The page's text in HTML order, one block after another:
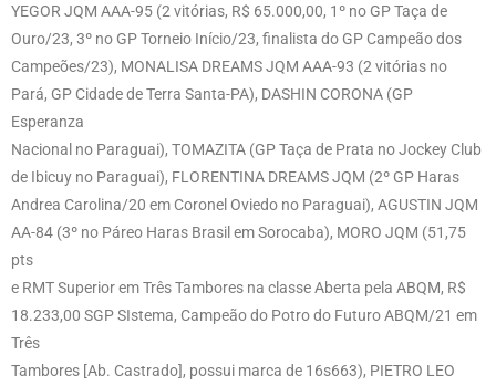
YEGOR JQM AAA-95 (2 vitórias, R$ 65.000,00, 1º no GP Taça de
Ouro/23, 3º no GP Torneio Início/23, finalista do GP Campeão dos
Campeões/23), MONALISA DREAMS JQM AAA-93 (2 vitórias no
Pará, GP Cidade de Terra Santa-PA), DASHIN CORONA (GP
Esperanza
Nacional no Paraguai), TOMAZITA (GP Taça de Prata no Jockey Club
de Ibicuy no Paraguai), FLORENTINA DREAMS JQM (2º GP Haras
Andrea Carolina/20 em Coronel Oviedo no Paraguai), AGUSTIN JQM
AA-84 (3º no Páreo Haras Brasil em Sorocaba), MORO JQM (51,75
pts
e RMT Superior em Três Tambores na classe Aberta pela ABQM, R$
18.233,00 SGP SIstema, Campeão do Potro do Futuro ABQM/21 em
Três
Tambores [Ab. Castrado], possui marca de 16s663), PIETRO LEO